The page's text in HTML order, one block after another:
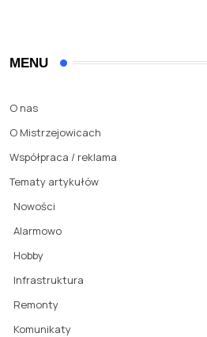
MENU
O nas
O Mistrzejowicach
Współpraca / reklama
Tematy artykułów
Nowości
Alarmowo
Hobby
Infrastruktura
Remonty
Komunikaty